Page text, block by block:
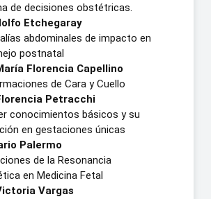
de decisiones obstétricas.
Etchegaray
abdominales de impacto en
postnatal
Florencia Capellino
de Cara y Cuello
Petracchi
conocimientos básicos y su
en gestaciones únicas
Palermo
de la Resonancia
en Medicina Fetal
Vargas